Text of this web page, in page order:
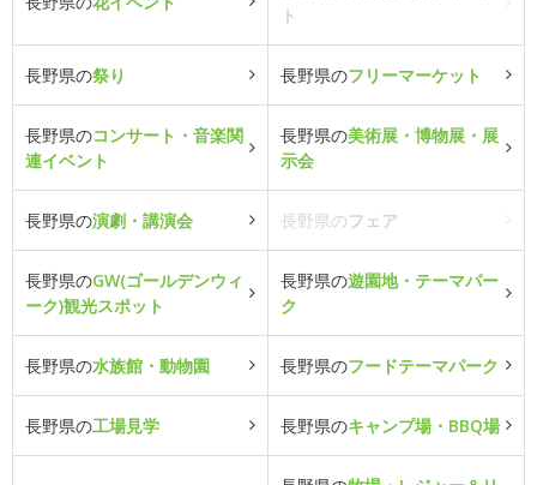
ト
長野県の祭り 長野県のフリーマーケット
長野県のコンサート・音楽関
連イベント
長野県の美術展・博物展・展
示会
長野県の演劇・講演会 長野県のフェア
長野県のGW(ゴールデンウィ
ーク)観光スポット
長野県の遊園地・テーマパー
ク
長野県の水族館・動物園 長野県のフードテーマパーク
長野県の工場見学 長野県のキャンプ場・BBQ場